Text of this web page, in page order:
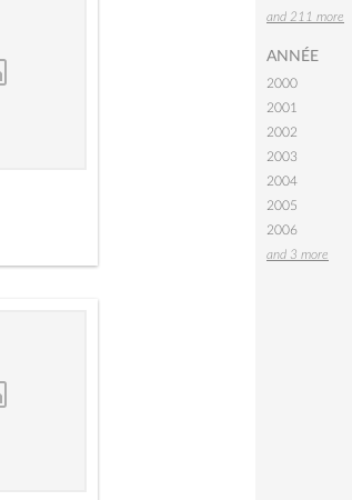
and 211 more
ANNÉE
2000
2001
2002
2003
2004
2005
2006
and 3 more